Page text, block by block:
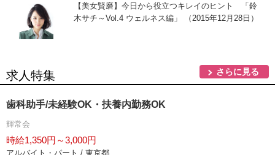
【美女賢磨】今日から役立つキレイのヒント 「鈴
木サチ～Vol.4 ウェルネス編」 （2015年12月28日）
求人特集 さらに見る
歯科助手/未経験OK・扶養内勤務OK
輝常会
時給1,350円～3,000円
アルバイト・パート / 東京都